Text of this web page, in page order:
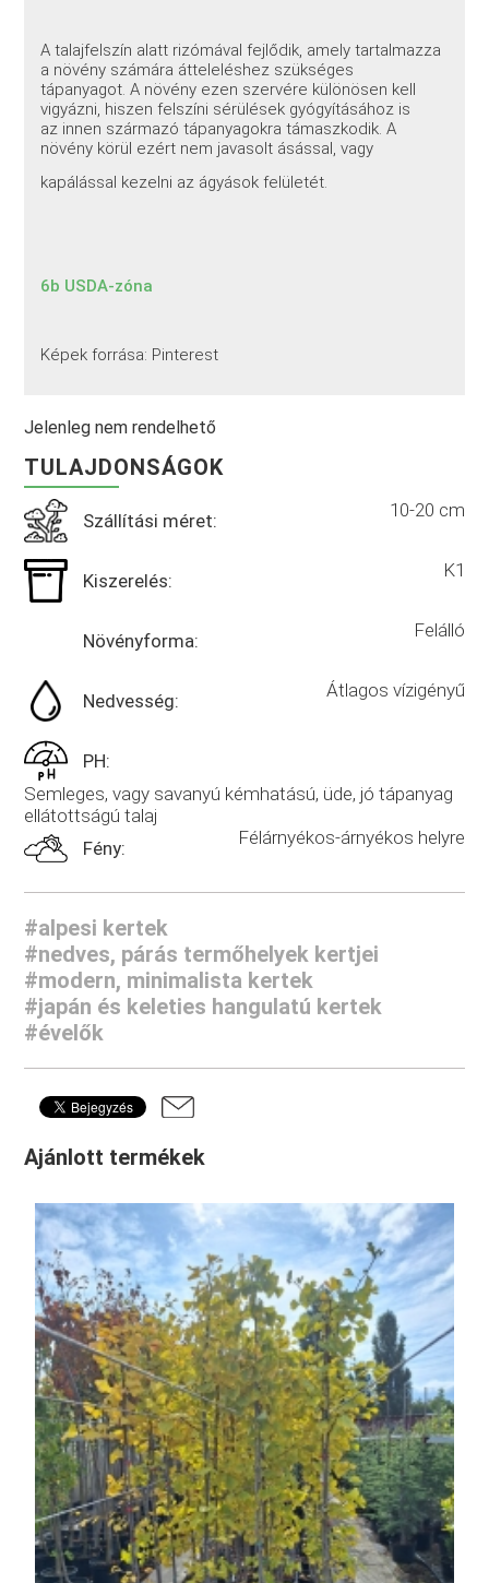
A talajfelszín alatt rizómával fejlődik, amely tartalmazza
a növény számára átteleléshez szükséges
tápanyagot. A növény ezen szervére különösen kell
vigyázni, hiszen felszíni sérülések gyógyításához is
az innen származó tápanyagokra támaszkodik. A
növény körül ezért nem javasolt ásással, vagy
kapálással kezelni az ágyások felületét.
6b USDA-zóna
Képek forrása: Pinterest
Jelenleg nem rendelhető
TULAJDONSÁGOK
Szállítási méret: 10-20 cm
Kiszerelés: K1
Növényforma: Felálló
Nedvesség: Átlagos vízigényű
PH:
Semleges, vagy savanyú kémhatású, üde, jó tápanyag
ellátottságú talaj
Fény:
Félárnyékos-árnyékos helyre
#alpesi kertek
#nedves, párás termőhelyek kertjei
#modern, minimalista kertek
#japán és keleties hangulatú kertek
#évelők
Ajánlott termékek